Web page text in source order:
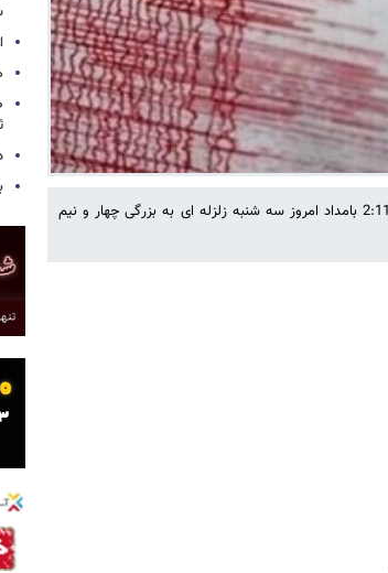
بر اساس اعلام موسسه ژئوفیزیک، دانشگاه تهران ساعت 2:11 بامداد امروز سه شنبه زلزله ای به بزرگی چهار و نیم